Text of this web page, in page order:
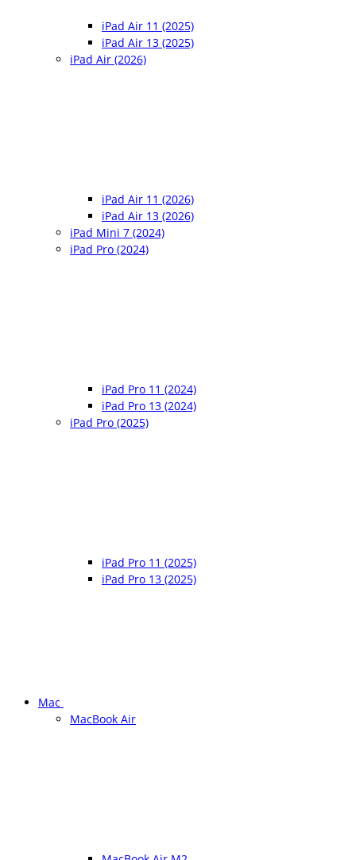
iPad Air 11 (2025)
iPad Air 13 (2025)
iPad Air (2026)
iPad Air 11 (2026)
iPad Air 13 (2026)
iPad Mini 7 (2024)
iPad Pro (2024)
iPad Pro 11 (2024)
iPad Pro 13 (2024)
iPad Pro (2025)
iPad Pro 11 (2025)
iPad Pro 13 (2025)
Mac
MacBook Air